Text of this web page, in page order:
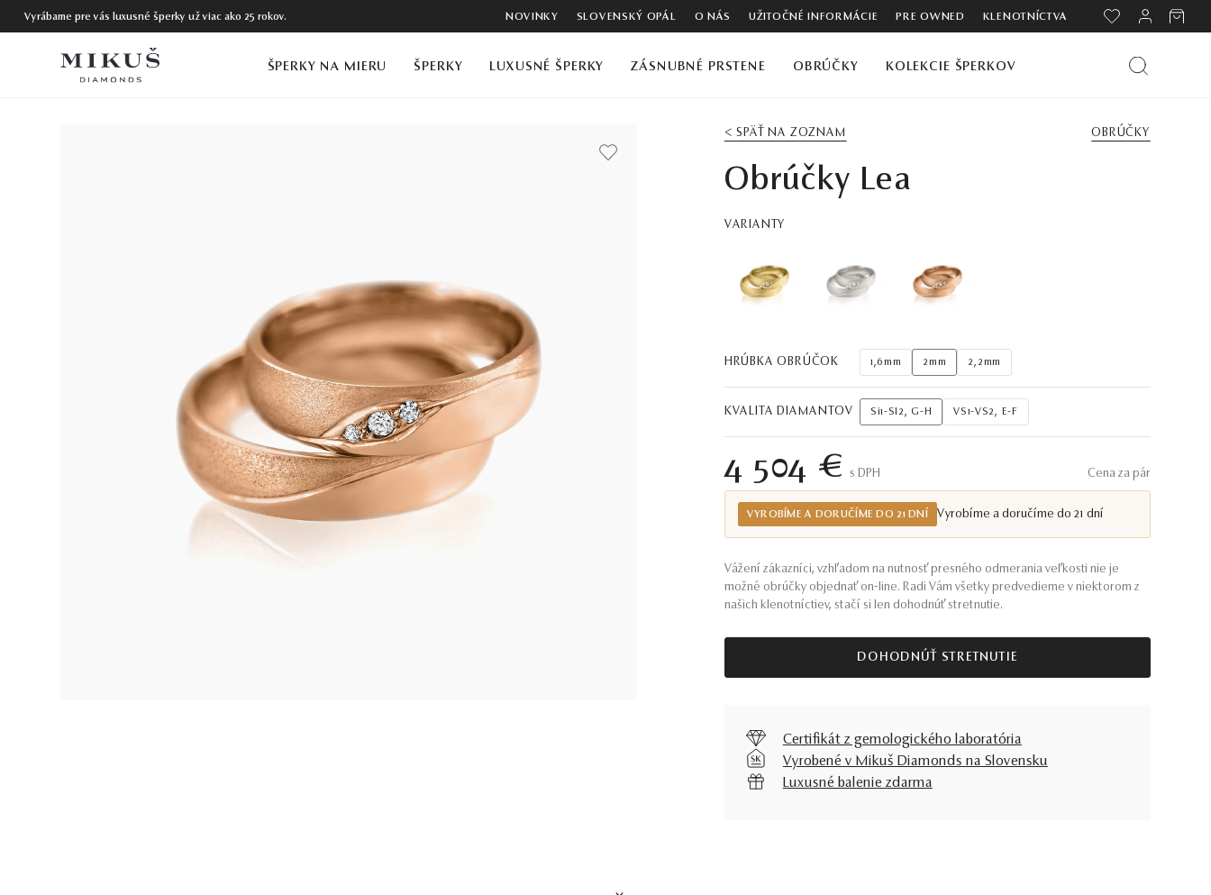
Vyrábame pre vás luxusné šperky už viac ako 25 rokov. NOVINKY SLOVENSKÝ OPÁL O NÁS UŽITOČNÉ INFORMÁCIE PRE OWNED KLENOTNÍCTVA
ŠPERKY NA MIERU ŠPERKY LUXUSNÉ ŠPERKY ZÁSNUBNÉ PRSTENE OBRÚČKY KOLEKCIE ŠPERKOV
< SPÄŤ NA ZOZNAM OBRÚČKY
Obrúčky Lea
VARIANTY
HRÚBKA OBRÚČOK 1,6mm 2mm 2,2mm
KVALITA DIAMANTOV Si1-SI2, G-H VS1-VS2, E-F
4 504 € S DPH Cena za pár
VYROBÍME A DORUČÍME DO 21 DNÍ Vyrobíme a doručíme do 21 dní
Vážení zákazníci, vzhľadom na nutnosť presného odmerania veľkosti nie je
možné obrúčky objednať on-line. Radi Vám všetky predvedieme v niektorom z
našich klenotníctiev, stačí si len dohodnúť stretnutie.
DOHODNÚŤ STRETNUTIE
Certifikát z gemologického laboratória
Vyrobené v Mikuš Diamonds na Slovensku
Luxusné balenie zdarma